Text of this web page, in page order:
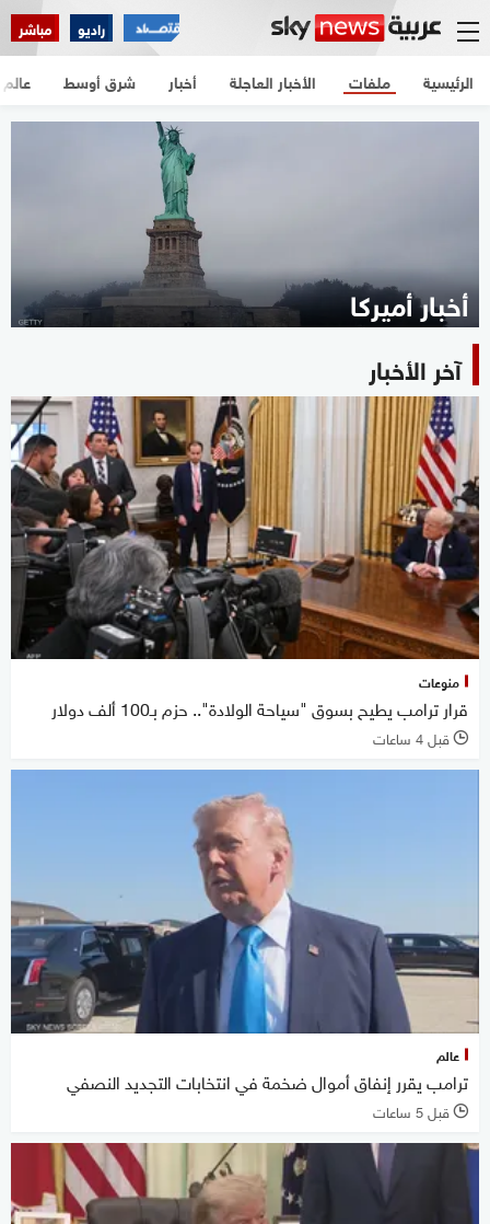
راديو مباشر
الرئيسية الأخبار العاجلة أخبار شرق أوسط عالم ملفات
أخبار أميركا
آخر الأخبار
منوعات
قرار ترامب يطيح بسوق "سياحة الولادة".. حزم بـ100 ألف دولار
l قبل 4 ساعات
عالم
ترامب يقرر إنفاق أموال ضخمة في انتخابات التجديد النصفي
l قبل 5 ساعات